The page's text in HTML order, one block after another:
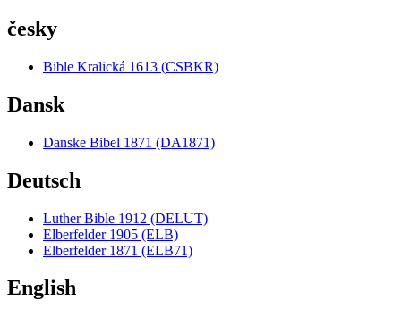
česky
Bible Kralická 1613 (CSBKR)
Dansk
Danske Bibel 1871 (DA1871)
Deutsch
Luther Bible 1912 (DELUT)
Elberfelder 1905 (ELB)
Elberfelder 1871 (ELB71)
English